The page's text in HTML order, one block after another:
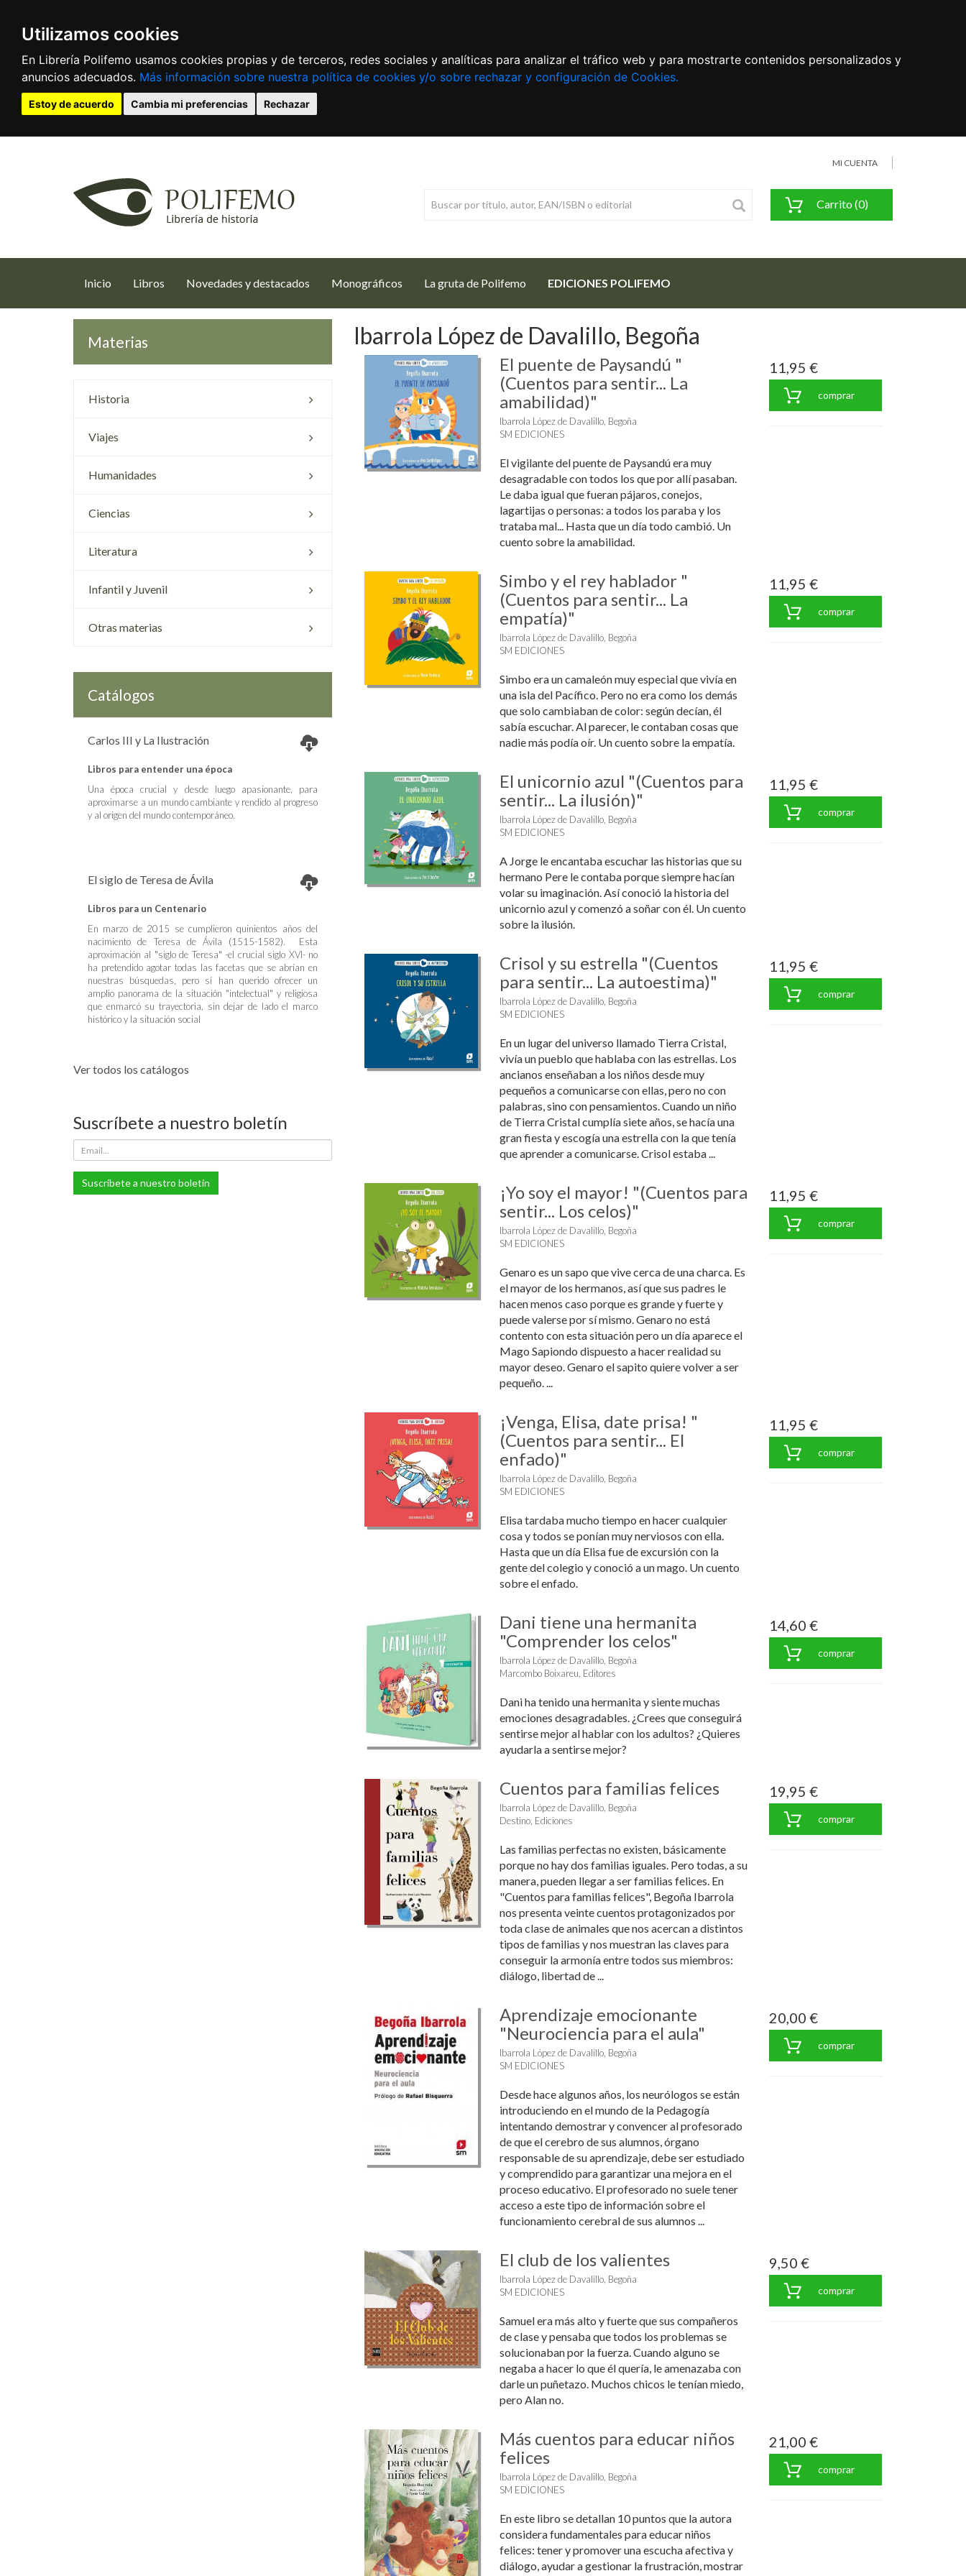
Utilizamos cookies
En Librería Polifemo usamos cookies propias y de terceros, redes sociales y analíticas para analizar el tráfico web y para mostrarte contenidos personalizados y
anuncios adecuados. Más información sobre nuestra política de cookies y/o sobre rechazar y configuración de Cookies.
Estoy de acuerdo Cambia mi preferencias Rechazar
MI CUENTA
Carrito (0)
Inicio (current)
Libros Novedades y destacados Monográficos La gruta de Polifemo EDICIONES POLIFEMO
Materias
Historia
Viajes
Humanidades
Ciencias
Literatura
Infantil y Juvenil
Otras materias
Catálogos
Carlos III y La Ilustración
Libros para entender una época
Una época crucial y desde luego apasionante, para
aproximarse a un mundo cambiante y rendido al progreso
y al origen del mundo contemporáneo.
El siglo de Teresa de Ávila
Libros para un Centenario
En marzo de 2015 se cumplieron quinientos años del
nacimiento de Teresa de Ávila (1515-1582). Esta
aproximación al "siglo de Teresa" -el crucial siglo XVI- no
ha pretendido agotar todas las facetas que se abrían en
nuestras búsquedas, pero sí han querido ofrecer un
amplio panorama de la situación "intelectual" y religiosa
que enmarcó su trayectoria, sin dejar de lado el marco
histórico y la situación social
Ver todos los catálogos
Suscríbete a nuestro boletín
Suscríbete a nuestro boletín
Ibarrola López de Davalillo, Begoña
El puente de Paysandú "
(Cuentos para sentir... La
amabilidad)"
Ibarrola López de Davalillo, Begoña
SM EDICIONES
El vigilante del puente de Paysandú era muy
desagradable con todos los que por allí pasaban.
Le daba igual que fueran pájaros, conejos,
lagartijas o personas: a todos los paraba y los
trataba mal... Hasta que un día todo cambió. Un
cuento sobre la amabilidad.
11,95 €
comprar
Simbo y el rey hablador "
(Cuentos para sentir... La
empatía)"
Ibarrola López de Davalillo, Begoña
SM EDICIONES
Simbo era un camaleón muy especial que vivía en
una isla del Pacífico. Pero no era como los demás
que solo cambiaban de color: según decían, él
sabía escuchar. Al parecer, le contaban cosas que
nadie más podía oír. Un cuento sobre la empatía.
11,95 €
comprar
El unicornio azul "(Cuentos para
sentir... La ilusión)"
Ibarrola López de Davalillo, Begoña
SM EDICIONES
A Jorge le encantaba escuchar las historias que su
hermano Pere le contaba porque siempre hacían
volar su imaginación. Así conoció la historia del
unicornio azul y comenzó a soñar con él. Un cuento
sobre la ilusión.
11,95 €
comprar
Crisol y su estrella "(Cuentos
para sentir... La autoestima)"
Ibarrola López de Davalillo, Begoña
SM EDICIONES
En un lugar del universo llamado Tierra Cristal,
vivía un pueblo que hablaba con las estrellas. Los
ancianos enseñaban a los niños desde muy
pequeños a comunicarse con ellas, pero no con
palabras, sino con pensamientos. Cuando un niño
de Tierra Cristal cumplía siete años, se hacía una
gran fiesta y escogía una estrella con la que tenía
que aprender a comunicarse. Crisol estaba ...
11,95 €
comprar
¡Yo soy el mayor! "(Cuentos para
sentir... Los celos)"
Ibarrola López de Davalillo, Begoña
SM EDICIONES
Genaro es un sapo que vive cerca de una charca. Es
el mayor de los hermanos, así que sus padres le
hacen menos caso porque es grande y fuerte y
puede valerse por sí mismo. Genaro no está
contento con esta situación pero un día aparece el
Mago Sapiondo dispuesto a hacer realidad su
mayor deseo. Genaro el sapito quiere volver a ser
pequeño. ...
11,95 €
comprar
¡Venga, Elisa, date prisa! "
(Cuentos para sentir... El
enfado)"
Ibarrola López de Davalillo, Begoña
SM EDICIONES
Elisa tardaba mucho tiempo en hacer cualquier
cosa y todos se ponían muy nerviosos con ella.
Hasta que un día Elisa fue de excursión con la
gente del colegio y conoció a un mago. Un cuento
sobre el enfado.
11,95 €
comprar
Dani tiene una hermanita
"Comprender los celos"
Ibarrola López de Davalillo, Begoña
Marcombo Boixareu, Editores
Dani ha tenido una hermanita y siente muchas
emociones desagradables. ¿Crees que conseguirá
sentirse mejor al hablar con los adultos? ¿Quieres
ayudarla a sentirse mejor?
14,60 €
comprar
Cuentos para familias felices
Ibarrola López de Davalillo, Begoña
Destino, Ediciones
Las familias perfectas no existen, básicamente
porque no hay dos familias iguales. Pero todas, a su
manera, pueden llegar a ser familias felices. En
"Cuentos para familias felices", Begoña Ibarrola
nos presenta veinte cuentos protagonizados por
toda clase de animales que nos acercan a distintos
tipos de familias y nos muestran las claves para
conseguir la armonía entre todos sus miembros:
diálogo, libertad de ...
19,95 €
comprar
Aprendizaje emocionante
"Neurociencia para el aula"
Ibarrola López de Davalillo, Begoña
SM EDICIONES
Desde hace algunos años, los neurólogos se están
introduciendo en el mundo de la Pedagogía
intentando demostrar y convencer al profesorado
de que el cerebro de sus alumnos, órgano
responsable de su aprendizaje, debe ser estudiado
y comprendido para garantizar una mejora en el
proceso educativo. El profesorado no suele tener
acceso a este tipo de información sobre el
funcionamiento cerebral de sus alumnos ...
20,00 €
comprar
El club de los valientes
Ibarrola López de Davalillo, Begoña
SM EDICIONES
Samuel era más alto y fuerte que sus compañeros
de clase y pensaba que todos los problemas se
solucionaban por la fuerza. Cuando alguno se
negaba a hacer lo que él quería, le amenazaba con
darle un puñetazo. Muchos chicos le tenían miedo,
pero Alan no.
9,50 €
comprar
Más cuentos para educar niños
felices
Ibarrola López de Davalillo, Begoña
SM EDICIONES
En este libro se detallan 10 puntos que la autora
considera fundamentales para educar niños
felices: tener y promover una escucha afectiva y
diálogo, ayudar a gestionar la frustración, mostrar
21,00 €
comprar